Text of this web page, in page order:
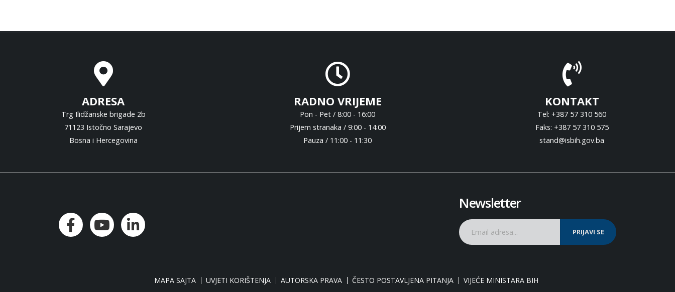
ADRESA
Trg Ilidžanske brigade 2b
71123 Istočno Sarajevo
Bosna i Hercegovina
RADNO VRIJEME
Pon - Pet / 8:00 - 16:00
Prijem stranaka / 9:00 - 14:00
Pauza / 11:00 - 11:30
KONTAKT
Tel: +387 57 310 560
Faks: +387 57 310 575
stand@isbih.gov.ba
Newsletter
PRIJAVI SE
MAPA SAJTA UVJETI KORIŠTENJA AUTORSKA PRAVA ČESTO POSTAVLJENA PITANJA VIJEĆE MINISTARA BIH